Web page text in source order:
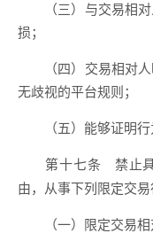
（三）与交易相对
损；
（四）交易相对人
无歧视的平台规则；
（五）能够证明行
第十七条禁止
由，从事下列限定交易
（一）限定交易相